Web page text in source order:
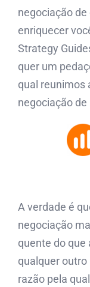
negociação
enriquecer
Strategy
quer um
qual reunimos
negociação de
A verdade é
negociação
quente do que
qualquer
razão pela